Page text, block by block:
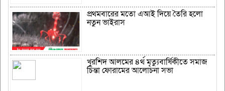
প্রথমবারের মতো এআই দিয়ে তৈরি হলো
নতুন ভাইরাস
খুরশিদ আলমের ৪র্থ মৃত্যুবার্ষিকীতে সমাজ
চিন্তা ফোরামের আলোচনা সভা